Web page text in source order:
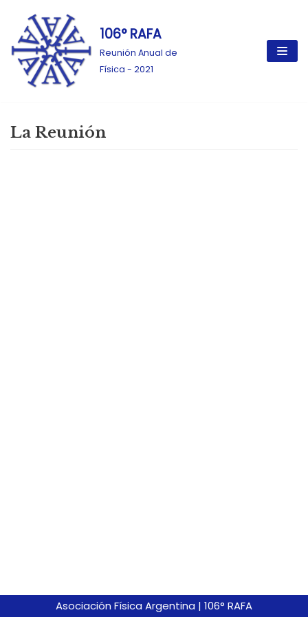
Ir
al
contenido
106° RAFA
Reunión Anual de
Física - 2021
La Reunión
Asociación Física Argentina | 106° RAFA